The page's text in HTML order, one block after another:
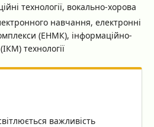
технології, вокально-хорова
навчання, електронні
(ЕНМК), інформаційно-
технології
важливість